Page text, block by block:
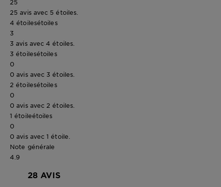
25
25 avis avec 5 étoiles.
4 étoilesétoiles
3
3 avis avec 4 étoiles.
3 étoilesétoiles
0
0 avis avec 3 étoiles.
2 étoilesétoiles
0
0 avis avec 2 étoiles.
1 étoileétoiles
0
0 avis avec 1 étoile.
Note générale
4.9
28 AVIS